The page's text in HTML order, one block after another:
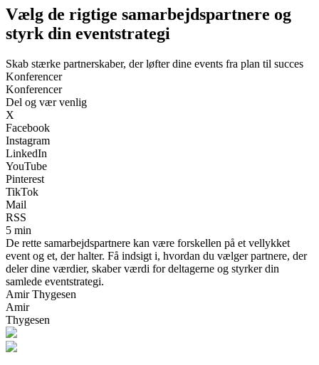
Vælg de rigtige samarbejdspartnere og
styrk din eventstrategi
Skab stærke partnerskaber, der løfter dine events fra plan til succes
Konferencer
Konferencer
Del og vær venlig
X
Facebook
Instagram
LinkedIn
YouTube
Pinterest
TikTok
Mail
RSS
5 min
De rette samarbejdspartnere kan være forskellen på et vellykket
event og et, der halter. Få indsigt i, hvordan du vælger partnere, der
deler dine værdier, skaber værdi for deltagerne og styrker din
samlede eventstrategi.
Amir Thygesen
Amir
Thygesen